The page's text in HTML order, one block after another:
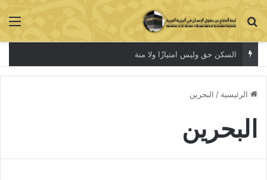
بحث عن
السكن حق وليس امتيازًا ولا منة
الرئيسية / البحرين
البحرين